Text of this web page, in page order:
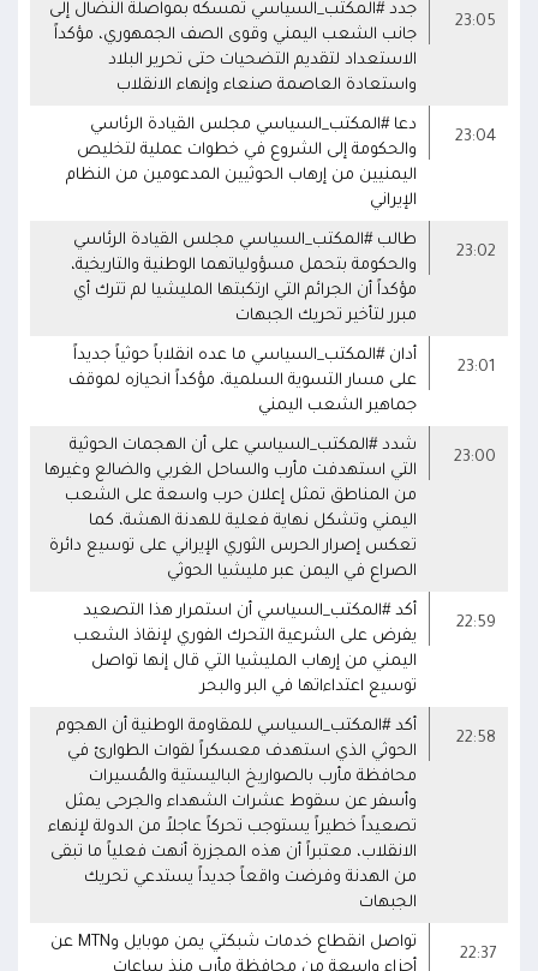
23:05
جدد #المكتب_السياسي تمسكه بمواصلة النضال إلى
جانب الشعب اليمني وقوى الصف الجمهوري، مؤكداً
الاستعداد لتقديم التضحيات حتى تحرير البلاد
واستعادة العاصمة صنعاء وإنهاء الانقلاب
23:04
دعا #المكتب_السياسي مجلس القيادة الرئاسي
والحكومة إلى الشروع في خطوات عملية لتخليص
اليمنيين من إرهاب الحوثيين المدعومين من النظام
الإيراني
23:02
طالب #المكتب_السياسي مجلس القيادة الرئاسي
والحكومة بتحمل مسؤولياتهما الوطنية والتاريخية،
مؤكداً أن الجرائم التي ارتكبتها المليشيا لم تترك أي
مبرر لتأخير تحريك الجبهات
23:01
أدان #المكتب_السياسي ما عده انقلاباً حوثياً جديداً
على مسار التسوية السلمية، مؤكداً انحيازه لموقف
جماهير الشعب اليمني
23:00
شدد #المكتب_السياسي على أن الهجمات الحوثية
التي استهدفت مأرب والساحل الغربي والضالع وغيرها
من المناطق تمثل إعلان حرب واسعة على الشعب
اليمني وتشكل نهاية فعلية للهدنة الهشة، كما
تعكس إصرار الحرس الثوري الإيراني على توسيع دائرة
الصراع في اليمن عبر مليشيا الحوثي
22:59
أكد #المكتب_السياسي أن استمرار هذا التصعيد
يفرض على الشرعية التحرك الفوري لإنقاذ الشعب
اليمني من إرهاب المليشيا التي قال إنها تواصل
توسيع اعتداءاتها في البر والبحر
22:58
أكد #المكتب_السياسي للمقاومة الوطنية أن الهجوم
الحوثي الذي استهدف معسكراً لقوات الطوارئ في
محافظة مأرب بالصواريخ الباليستية والمُسيرات
وأسفر عن سقوط عشرات الشهداء والجرحى يمثل
تصعيداً خطيراً يستوجب تحركاً عاجلاً من الدولة لإنهاء
الانقلاب، معتبراً أن هذه المجزرة أنهت فعلياً ما تبقى
من الهدنة وفرضت واقعاً جديداً يستدعي تحريك
الجبهات
22:37
تواصل انقطاع خدمات شبكتي يمن موبايل وMTN عن